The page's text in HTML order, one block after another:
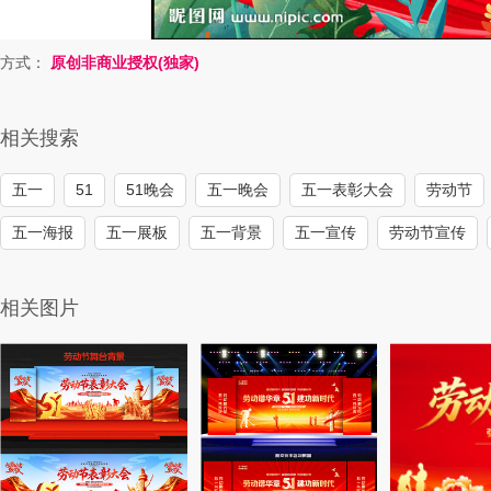
方式： 原创非商业授权(独家)
相关搜索
五一 51 51晚会 五一晚会 五一表彰大会 劳动节
五一海报 五一展板 五一背景 五一宣传 劳动节宣传
相关图片